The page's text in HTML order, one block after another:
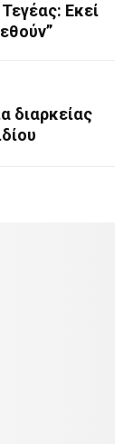
Εκεί
διαρκείας